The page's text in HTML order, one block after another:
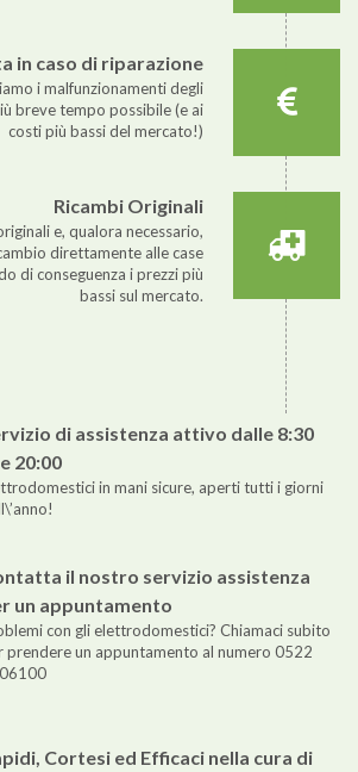
in caso di riparazione
i malfunzionamenti degli
breve tempo possibile (e ai
costi più bassi del mercato!)
Ricambi Originali
e, qualora necessario,
direttamente alle case
di conseguenza i prezzi più
bassi sul mercato.
di assistenza attivo dalle 8:30
20:00
in mani sicure, aperti tutti i giorni
il nostro servizio assistenza
un appuntamento
con gli elettrodomestici? Chiamaci subito
prendere un appuntamento al numero 0522
Cortesi ed Efficaci nella cura di